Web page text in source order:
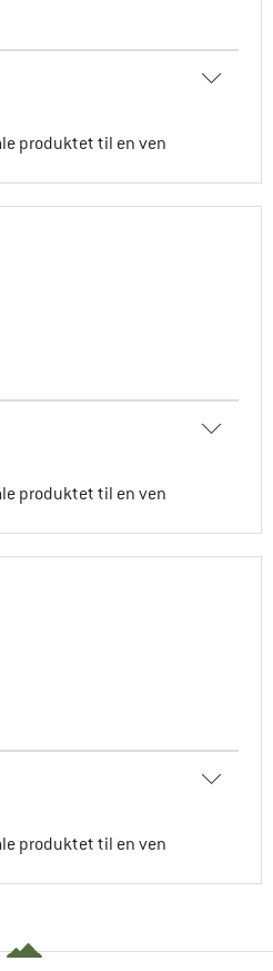
produktet til en ven
produktet til en ven
produktet til en ven